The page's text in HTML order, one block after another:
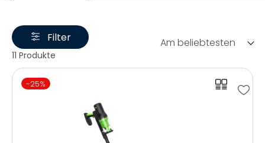
Filter
11 Produkte
Am beliebtesten
-25%